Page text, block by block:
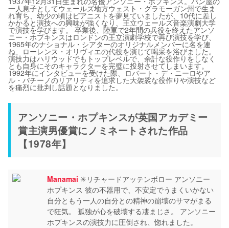
一人息子としてウェールズ地方ウェスト・グラモーガン州で生ま
れ育ち、幼少の頃はピアニストを夢見ていましたが、10代に差し
かかると演技への興味が強くなり、王立ウェールズ音楽演劇大学
で演技を学びます。 卒業後、陸軍で2年間の兵役を終えたアンソ
ニー・ホプキンスはロンドンの王立演劇学校で再び演技を学び、
1965年のナショナル・シアターのオリジナルメンバーに名を連
ね、ローレンス・オリヴィエの代役を演じて喝采を浴びました。
演技力はハリウッドでもトップレベルで、余計な役作りをしなく
とも自身にそのキャラクターを完璧に投射させてしまいます。
1992年にインタビューを受けた際、ロバート・デ・ニーロやア
ル・パチーノのリアリティを追求した大袈裟な役作りや演技など
を痛烈に批判し話題となりました。
アンソニー・ホプキンスが英国アカデミー
賞主演男優賞にノミネートされた作品
【1978年】
Manamai ✳︎リチャードアッテンボロー アンソニー
ホプキンス 彼の不器用で、不安定でうまくいかない
自分ともう一人の自分との精神の崩壊のサマがまる
で狂気。 孤独が心を破壊する凄まじさ。 アンソニー
ホプキンスの演技力に圧倒され、惚れました。